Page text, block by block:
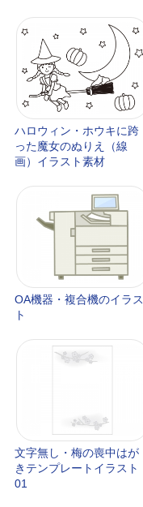
ハロウィン・ホウキに跨
った魔女のぬりえ（線
画）イラスト素材
OA機器・複合機のイラス
ト
文字無し・梅の喪中はが
きテンプレートイラスト
01